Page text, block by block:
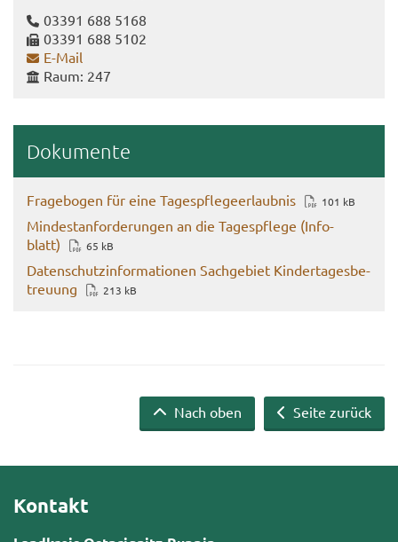
03391 688 5168
03391 688 5102
E-​Mail
Raum: 247
Do­ku­men­te
Fra­ge­bo­gen für eine Ta­ges­pfle­ge­er­laub­nis 101 kB
Min­dest­an­for­de­run­gen an die Ta­ges­pfle­ge (In­fo­
blatt)
65 kB
Da­ten­schutz­in­for­ma­tio­nen Sach­ge­biet Kin­der­ta­ges­be­
treu­ung
213 kB
Seite zurück
Nach oben
Kontakt